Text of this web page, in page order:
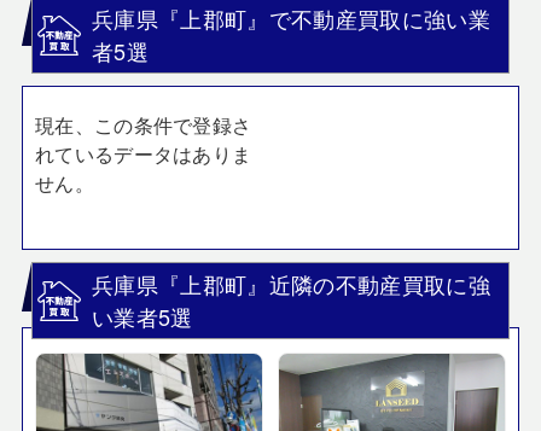
兵庫県『上郡町』で不動産買取に強い業
者5選
現在、この条件で登録さ
れているデータはありま
せん。
兵庫県『上郡町』近隣の不動産買取に強
い業者5選